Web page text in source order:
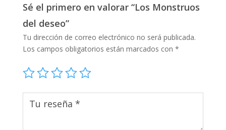
Sé el primero en valorar “Los Monstruos
del deseo”
Tu dirección de correo electrónico no será publicada.
Los campos obligatorios están marcados con *